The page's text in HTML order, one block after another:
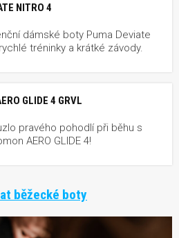
NITRO 4
dámské boty Puma Deviate
tréninky a krátké závody.
GLIDE 4 GRVL
pravého pohodlí při běhu s
AERO GLIDE 4!
běžecké boty